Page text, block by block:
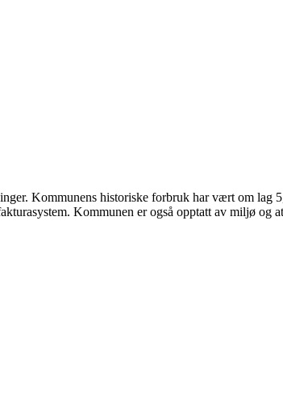
Kommunens historiske forbruk har vært om lag
Kommunen er også opptatt av miljø og